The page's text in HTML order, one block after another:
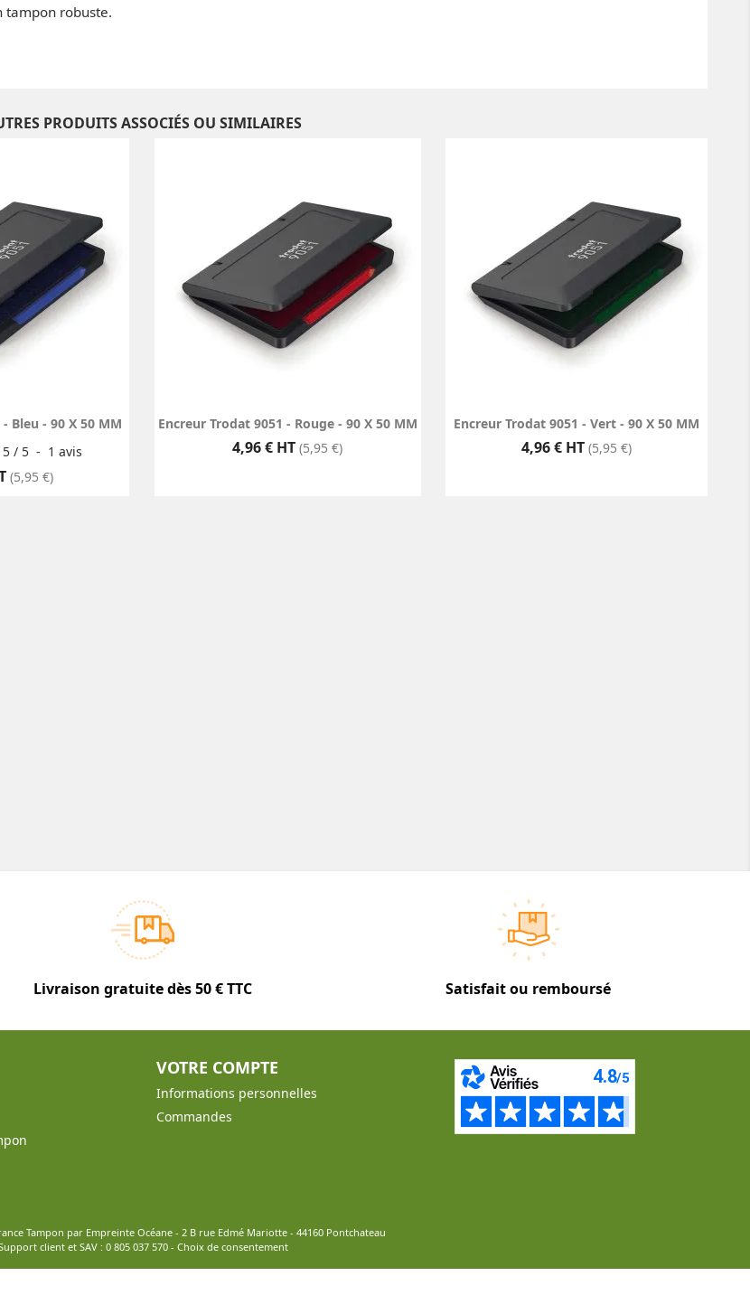
tampon robuste.
PRODUITS ASSOCIÉS OU SIMILAIRES
Bleu - 90 X 50 MM
5 / 5 - 1 avis
(5,95 €)
Encreur Trodat 9051 - Rouge - 90 X 50 MM
Prix
4,96 € HT (5,95 €)
Encreur Trodat 9051 - Vert - 90 X 50 MM
Prix
4,96 € HT (5,95 €)
Livraison gratuite dès 50 € TTC Satisfait ou remboursé
VOTRE COMPTE
Informations personnelles
Commandes
Tampon par Empreinte Océane - 2 B rue Edmé Mariotte - 44160 Pontchateau
client et SAV : 0 805 037 570- Choix de consentement